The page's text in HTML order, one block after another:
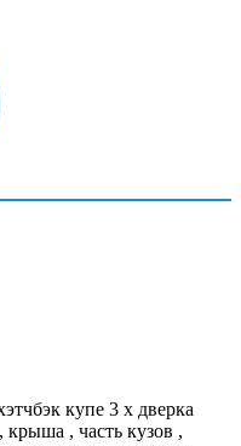
купе 3 х дверка
, часть кузов ,